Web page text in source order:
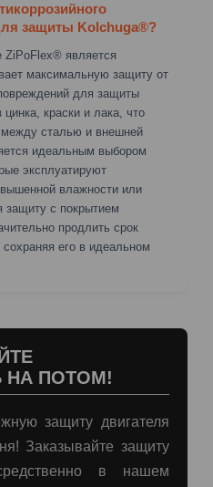
защиты Kolchuga®?
ZiPoFlex® является
максимальную защиту от
для защиты
краски и лака, что
сталью и внешней
идеальным выбором
эксплуатируют
влажности или
защиту с покрытием
продлить срок
его в идеальном
НА ПОТОМ!
защиту двигателя
Заказывайте защиту
в нашем